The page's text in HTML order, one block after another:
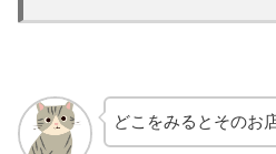
どこをみるとそのお